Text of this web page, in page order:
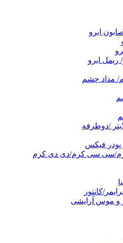
ابرو
ریمل ابرو
مداد چشم
/دوطرفه
پودر فیکس
سی سی کرم/دی دی کرم
کانتور
و موس آرایشی